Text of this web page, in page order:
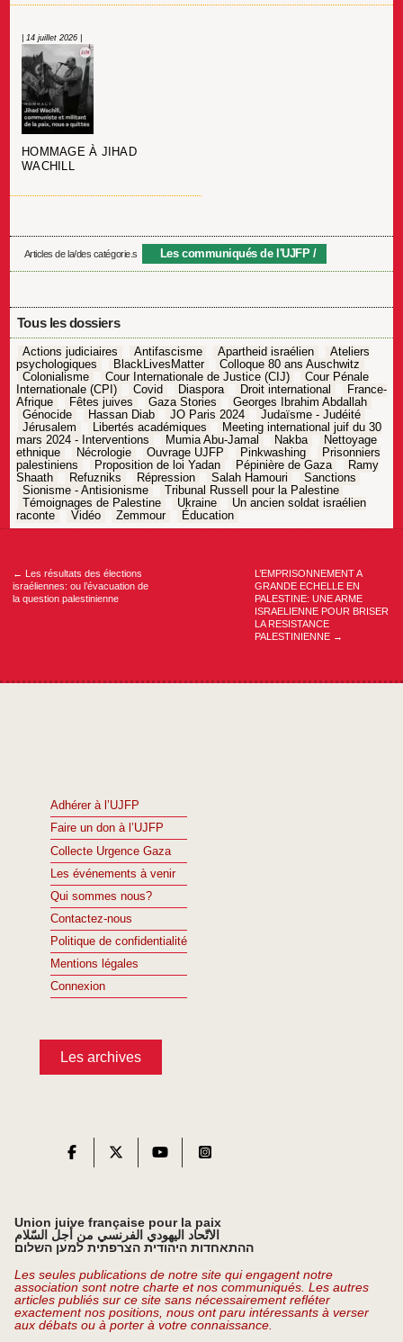
| 14 juillet 2026 |
HOMMAGE À JIHAD
WACHILL
Articles de la/des catégorie.s Les communiqués de l'UJFP
Tous les dossiers
Actions judiciaires Antifascisme Apartheid israélien
Ateliers
psychologiques
BlackLivesMatter
Colloque 80 ans Auschwitz
Colonialisme
Cour Internationale de Justice (CIJ)
Cour Pénale
Internationale (CPI)
Covid Diaspora Droit international
France-
Afrique
Fêtes juives Gaza Stories
Georges Ibrahim Abdallah
Génocide
Hassan Diab JO Paris 2024
Judaïsme - Judéité
Jérusalem
Libertés académiques
Meeting international juif du 30
mars 2024 - Interventions
Mumia Abu-Jamal Nakba
Nettoyage
ethnique
Nécrologie Ouvrage UJFP Pinkwashing
Prisonniers
palestiniens
Proposition de loi Yadan Pépinière de Gaza
Ramy
Shaath
Refuzniks Répression Salah Hamouri
Sanctions
Sionisme - Antisionisme
Tribunal Russell pour la Palestine
Témoignages de Palestine
Ukraine
Un ancien soldat israélien
raconte
Vidéo Zemmour Éducation
Navigation
← Les résultats des élections
israéliennes: ou l’évacuation de
la question palestinienne
L’EMPRISONNEMENT A
GRANDE ECHELLE EN
PALESTINE: UNE ARME
ISRAELIENNE POUR BRISER
LA RESISTANCE
PALESTINIENNE →
Adhérer à l’UJFP
Faire un don à l’UJFP
Collecte Urgence Gaza
Les événements à venir
Qui sommes nous?
Contactez-nous
Politique de confidentialité
Mentions légales
Connexion
Les archives
Union juive française pour la paix
الاتّحاد اليهودي الفرنسي من أجل السّلام
ההתאחדות היהודית הצרפתית למען השלום
Les seules publications de notre site qui engagent notre
association sont notre charte et nos communiqués. Les autres
articles publiés sur ce site sans nécessairement refléter
exactement nos positions, nous ont paru intéressants à verser
aux débats ou à porter à votre connaissance.